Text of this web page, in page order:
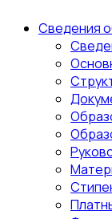
Сведения